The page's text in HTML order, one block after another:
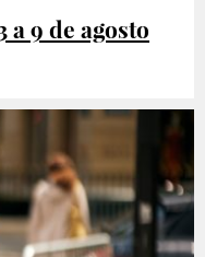
a 9 de agosto